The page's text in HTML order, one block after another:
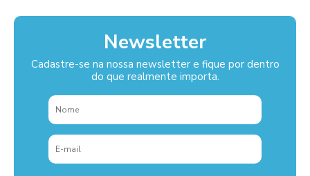
Newsletter
Cadastre-se na nossa newsletter e fique por dentro
do que realmente importa.